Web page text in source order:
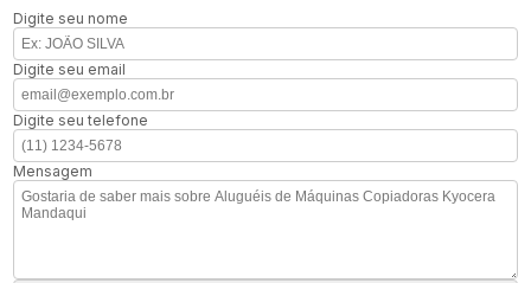
Digite seu nome
Digite seu email
Digite seu telefone
Mensagem